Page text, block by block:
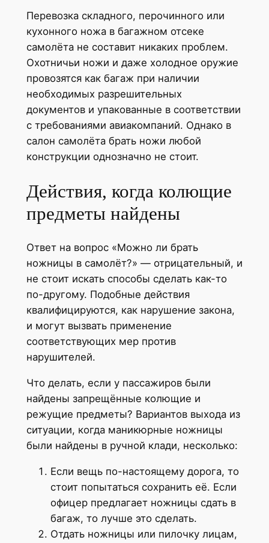
Перевозка складного, перочинного или
кухонного ножа в багажном отсеке
самолёта не составит никаких проблем.
Охотничьи ножи и даже холодное оружие
провозятся как багаж при наличии
необходимых разрешительных
документов и упакованные в соответствии
с требованиями авиакомпаний. Однако в
салон самолёта брать ножи любой
конструкции однозначно не стоит.
Действия, когда колющие
предметы найдены
Ответ на вопрос «Можно ли брать
ножницы в самолёт?» — отрицательный, и
не стоит искать способы сделать как-то
по-другому. Подобные действия
квалифицируются, как нарушение закона,
и могут вызвать применение
соответствующих мер против
нарушителей.
Что делать, если у пассажиров были
найдены запрещённые колющие и
режущие предметы? Вариантов выхода из
ситуации, когда маникюрные ножницы
были найдены в ручной клади, несколько:
Если вещь по-настоящему дорога, то
стоит попытаться сохранить её. Если
офицер предлагает ножницы сдать в
багаж, то лучше это сделать.
Отдать ножницы или пилочку лицам,